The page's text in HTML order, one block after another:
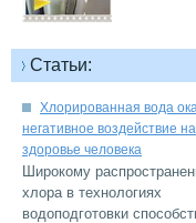
Хлорированная вода
негативное воздействие на
Широкому
хлора в технологиях
водоподготовки